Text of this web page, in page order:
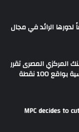
لدورها الرائد في مجال
المركزي المصرى تقرر
خفض أسعار العائد الأساسية بواقع 100 نقطة
MPC decides to